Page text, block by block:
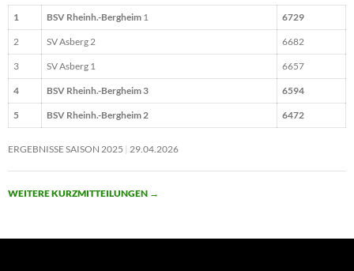
1 BSV Rheinh.-Bergheim 1 6729
2 SV Asberg 2 6682
3 SV Asberg 1 6657
4 BSV Rheinh.-Bergheim 3 6594
5 BSV Rheinh.-Bergheim 2 6472
ERGEBNISSE SAISON 2025 29.04.2026
WEITERE KURZMITTEILUNGEN →